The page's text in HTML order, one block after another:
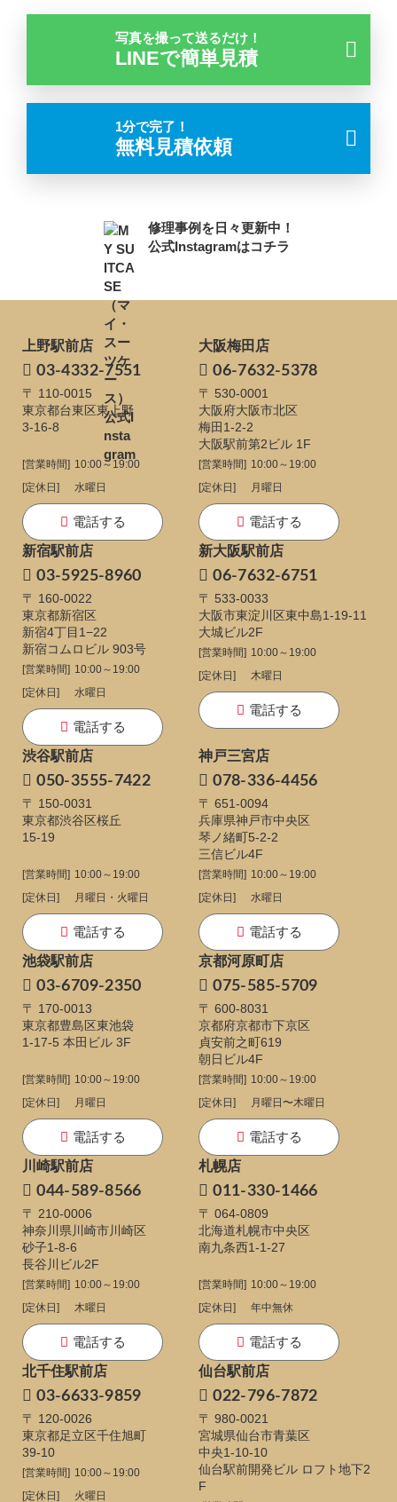
写真を撮って送るだけ！
LINEで簡単見積
1分で完了！
無料見積依頼
修理事例を日々更新中！
公式Instagramはコチラ
上野駅前店
03-4332-7551
〒 110-0015
東京都台東区東上野
3-16-8
[営業時間] 10:00～19:00
[定休日]
水曜日
電話する
大阪梅田店
06-7632-5378
〒 530-0001
大阪府大阪市北区
梅田1-2-2
大阪駅前第2ビル 1F
[営業時間] 10:00～19:00
[定休日]
月曜日
電話する
新宿駅前店
03-5925-8960
〒 160-0022
東京都新宿区
新宿4丁目1−22
新宿コムロビル 903号
[営業時間] 10:00～19:00
[定休日]
水曜日
電話する
新大阪駅前店
06-7632-6751
〒 533-0033
大阪市東淀川区東中島1-19-11
大城ビル2F
[営業時間] 10:00～19:00
[定休日]
木曜日
電話する
渋谷駅前店
050-3555-7422
〒 150-0031
東京都渋谷区桜丘
15-19
[営業時間] 10:00～19:00
[定休日]
月曜日・火曜日
電話する
神戸三宮店
078-336-4456
〒 651-0094
兵庫県神戸市中央区
琴ノ緒町5-2-2
三信ビル4F
[営業時間] 10:00～19:00
[定休日]
水曜日
電話する
池袋駅前店
03-6709-2350
〒 170-0013
東京都豊島区東池袋
1-17-5 本田ビル 3F
[営業時間] 10:00～19:00
[定休日]
月曜日
電話する
京都河原町店
075-585-5709
〒 600-8031
京都府京都市下京区
貞安前之町619
朝日ビル4F
[営業時間] 10:00～19:00
[定休日]
月曜日〜木曜日
電話する
川崎駅前店
044-589-8566
〒 210-0006
神奈川県川崎市川崎区
砂子1-8-6
長谷川ビル2F
[営業時間] 10:00～19:00
[定休日]
木曜日
電話する
札幌店
011-330-1466
〒 064-0809
北海道札幌市中央区
南九条西1-1-27
[営業時間] 10:00～19:00
[定休日]
年中無休
電話する
北千住駅前店
03-6633-9859
〒 120-0026
東京都足立区千住旭町
39-10
[営業時間] 10:00～19:00
[定休日]
火曜日
仙台駅前店
022-796-7872
〒 980-0021
宮城県仙台市青葉区
中央1-10-10
仙台駅前開発ビル ロフト地下2
F